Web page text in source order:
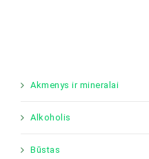
Akmenys ir mineralai
Alkoholis
Būstas